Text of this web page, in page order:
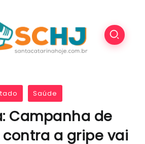
Saúde
Campanha de
a gripe vai